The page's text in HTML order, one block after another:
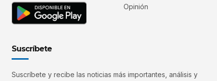
Opinión
Suscríbete
Suscríbete y recibe las noticias más importantes, análisis y